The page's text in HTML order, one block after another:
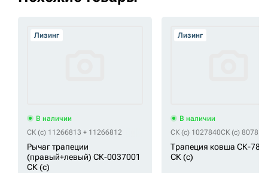
Лизинг
В наличии
СК (c) 11266813 + 11266812
Рычаг трапеции
(правый+левый) СК-0037001
СК (c)
Лизинг
В наличии
СК (c) 1027840СК (c)
Трапеция ковша СК-
СК (c)